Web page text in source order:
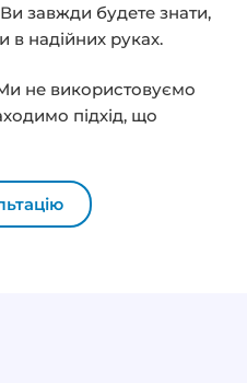
завжди будете знати,
в надійних руках.
не використовуємо
підхід, що